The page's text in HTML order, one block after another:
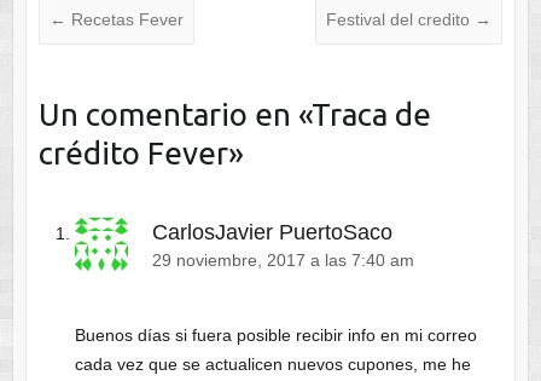
← Recetas Fever Festival del credito →
Un comentario en «Traca de
crédito Fever»
CarlosJavier PuertoSaco
29 noviembre, 2017 a las 7:40 am
Buenos días si fuera posible recibir info en mi correo
cada vez que se actualicen nuevos cupones, me he